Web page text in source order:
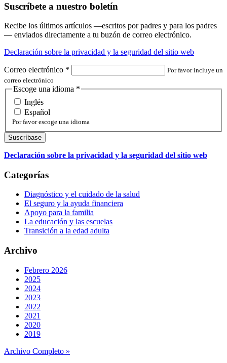
Suscríbete a nuestro boletín
Recibe los últimos artículos —escritos por padres y para los padres
— enviados directamente a tu buzón de correo electrónico.
Declaración sobre la privacidad y la seguridad del sitio web
Correo electrónico *
Por favor incluye un
correo electrónico
Escoge una idioma *
Inglés
Español
Por favor escoge una idioma
Declaración sobre la privacidad y la seguridad del sitio web
Categorías
Diagnóstico y el cuidado de la salud
El seguro y la ayuda financiera
Apoyo para la familia
La educación y las escuelas
Transición a la edad adulta
Archivo
Febrero 2026
2025
2024
2023
2022
2021
2020
2019
Archivo Completo »